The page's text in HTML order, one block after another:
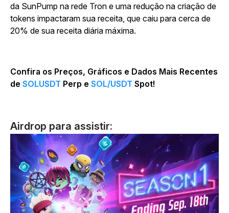
da SunPump na rede Tron e uma redução na criação de
tokens impactaram sua receita, que caiu para cerca de
20% de sua receita diária máxima.
Confira os Preços, Gráficos e Dados Mais Recentes
de SOLUSDT Perp e SOL/USDT Spot!
Airdrop para assistir: